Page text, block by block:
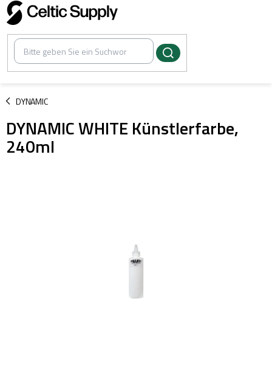
Zum
Inhalt
springen
DYNAMIC
/
DYNAMIC WHITE Künstlerfarbe,
240ml